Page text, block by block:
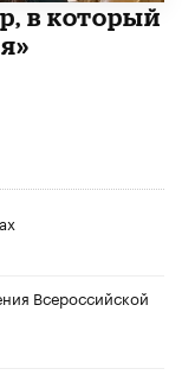
в который
Всероссийской